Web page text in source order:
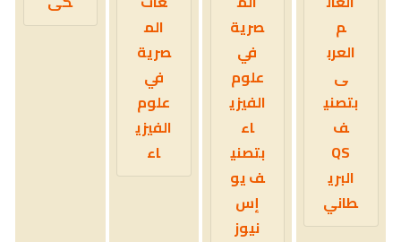
م
العرب
ى
بتصني
ف
QS
البري
طاني
صرية
في
علوم
الفيزي
اء
بتصني
ف يو
إس
نيوز
الم
صرية
في
علوم
الفيزي
اء